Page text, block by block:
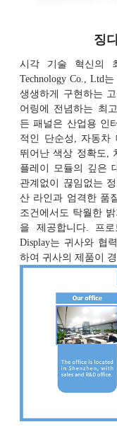
징
시각 기술 혁신의
Technology Co., Ltd
생생하게 구현하는
어링에 전념하는 최
든 패널은 산업용 인
적인 단순성, 자동차
뛰어난 색상 정확도,
플레이 모듈의 깊은
관계없이 끊임없는
산 라인과 엄격한 품
조건에서도 탁월한
을 제공합니다. 프
Display는 귀사와 협
하여 귀사의 제품이